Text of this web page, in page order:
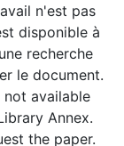
n'est pas
disponible à
recherche
le document.
available
Annex.
the paper.